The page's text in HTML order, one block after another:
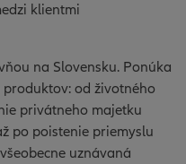
klientmi
na Slovensku. Ponúka
od životného
privátneho majetku
po poistenie priemyslu
uznávaná